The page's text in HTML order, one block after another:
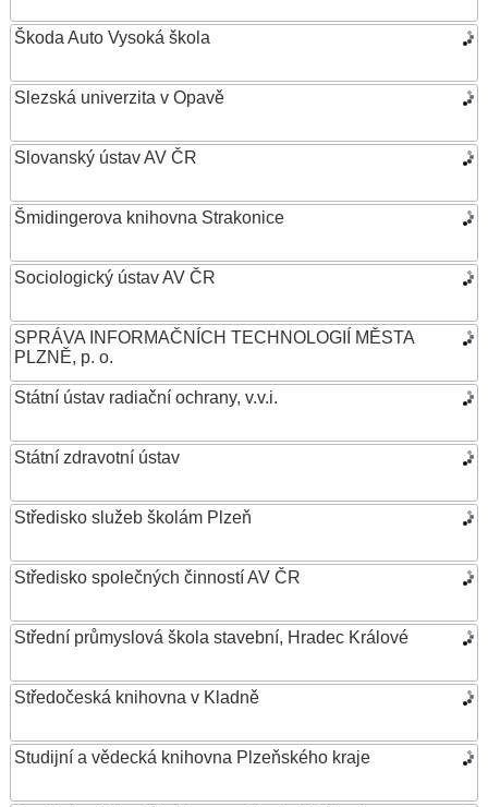
Škoda Auto Vysoká škola
Slezská univerzita v Opavě
Slovanský ústav AV ČR
Šmidingerova knihovna Strakonice
Sociologický ústav AV ČR
SPRÁVA INFORMAČNÍCH TECHNOLOGIÍ MĚSTA
PLZNĚ, p. o.
Státní ústav radiační ochrany, v.v.i.
Státní zdravotní ústav
Středisko služeb školám Plzeň
Středisko společných činností AV ČR
Střední průmyslová škola stavební, Hradec Králové
Středočeská knihovna v Kladně
Studijní a vědecká knihovna Plzeňského kraje